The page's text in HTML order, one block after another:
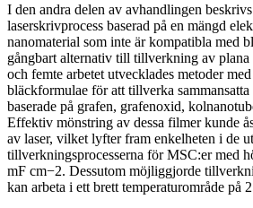
I den andra delen av avhandlingen
laserskrivprocess baserad på en mängd
nanomaterial som inte är kompatibla med
gångbart alternativ till tillverkning av
och femte arbetet utvecklades metoder
bläckformulae för att tillverka
baserade på grafen, grafenoxid,
Effektiv mönstring av dessa filmer kunde
av laser, vilket lyfter fram enkelheten i de
tillverkningsprocesserna för MSC:er med
mF cm−2. Dessutom möjliggjorde
kan arbeta i ett brett temperaturområde på